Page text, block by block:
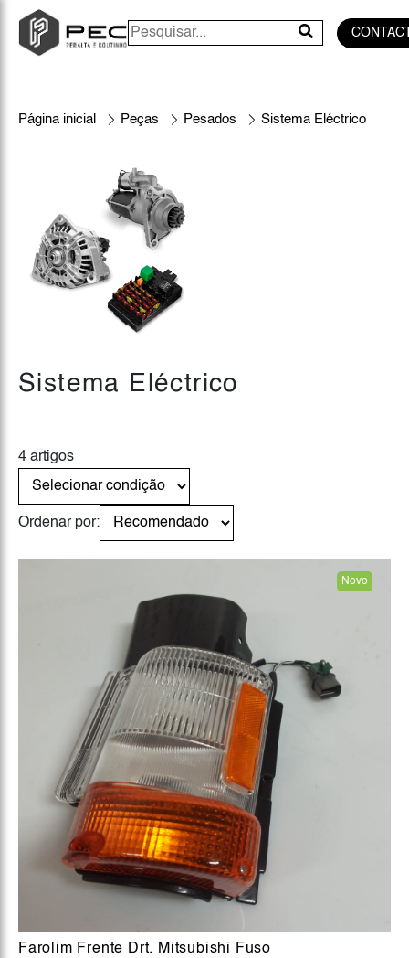
Página inicial Peças Pesados Sistema Eléctrico
Sistema Eléctrico
4 artigos
Ordenar por:
Novo
Farolim Frente Drt. Mitsubishi Fuso